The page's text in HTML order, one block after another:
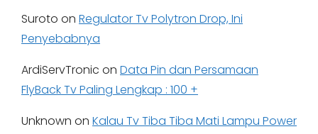
Suroto on Regulator Tv Polytron Drop, Ini
Penyebabnya
ArdiServTronic on Data Pin dan Persamaan
FlyBack Tv Paling Lengkap : 100 +
Unknown on Kalau Tv Tiba Tiba Mati Lampu Power